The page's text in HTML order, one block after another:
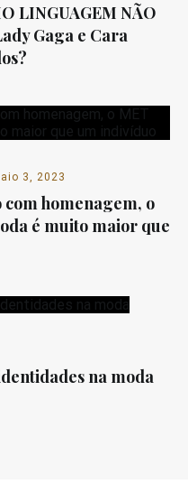
LINGUAGEM NÃO
Gaga e Cara
3, 2023
com homenagem, o
é muito maior que
na moda